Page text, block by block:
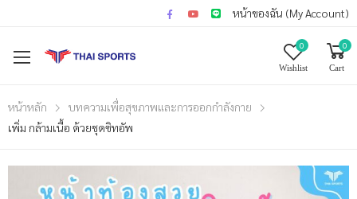
หน้าของฉัน (My Account)
0
Wishlist
0
Cart
หน้าหลัก
บทความเพื่อสุขภาพและการออกกำลังกาย
เพิ่ม กล้ามเนื้อ ด้วยชุดซิทอัพ